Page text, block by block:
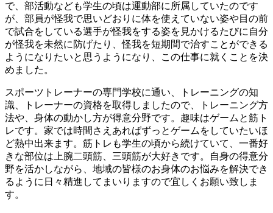
で、部活動なども学生の頃は運動部に所属していたのです
が、部員が怪我で思いどおりに体を使えていない姿や目の前
で試合をしている選手が怪我をする姿を見かけるたびに自分
が怪我を未然に防げたり、怪我を短期間で治すことができる
ようになりたいと思うようになり、この仕事に就くことを決
めました。
スポーツトレーナーの専門学校に通い、トレーニングの知
識、トレーナーの資格を取得しましたので、トレーニング方
法や、身体の動かし方が得意分野です。趣味はゲームと筋ト
レです。家では時間さえあればずっとゲームをしていたいほ
ど熱中出来ます。筋トレも学生の頃から続けていて、一番好
きな部位は上腕二頭筋、三頭筋が大好きです。自身の得意分
野を活かしながら、地域の皆様のお身体のお悩みを解決でき
るように日々精進してまいりますので宜しくお願い致しま
す。